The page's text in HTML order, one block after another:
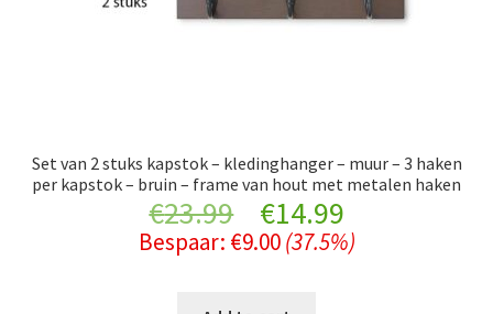
Set van 2 stuks kapstok – kledinghanger – muur – 3 haken
per kapstok – bruin – frame van hout met metalen haken
€23.99
Original
price
€14.99Current
price
Bespaar: €9.00 (37.5%)